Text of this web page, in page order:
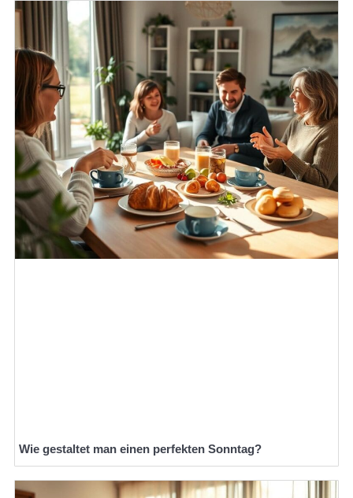
Wie gestaltet man einen perfekten Sonntag?